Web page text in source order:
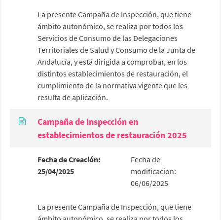
La presente Campaña de Inspección, que tiene
ámbito autonómico, se realiza por todos los
Servicios de Consumo de las Delegaciones
Territoriales de Salud y Consumo de la Junta de
Andalucía, y está dirigida a comprobar, en los
distintos establecimientos de restauración, el
cumplimiento de la normativa vigente que les
resulta de aplicación.
Campaña de inspección en
establecimientos de restauración 2025
Fecha de Creación:
25/04/2025
Fecha de
modificacion:
06/06/2025
La presente Campaña de Inspección, que tiene